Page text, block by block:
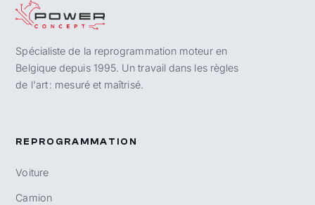
Spécialiste de la reprogrammation moteur en
Belgique depuis 1995. Un travail dans les règles
de l'art : mesuré et maîtrisé.
REPROGRAMMATION
Voiture
Camion